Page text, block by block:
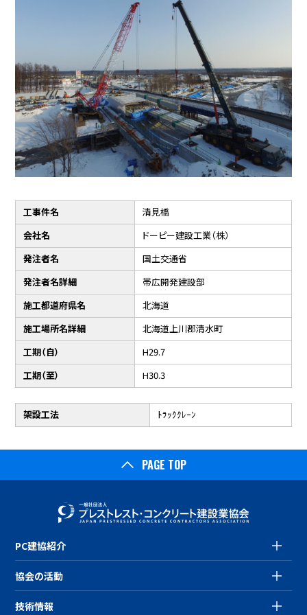
工事件名
清見橋
会社名
ドーピー建設工業（株）
発注者名
国土交通省
発注者名詳細
帯広開発建設部
施工都道府県名
北海道
施工場所名詳細
北海道上川郡清水町
工期（自）
H29.7
工期（至）
H30.3
架設工法 ﾄﾗｯｸｸﾚｰﾝ
PAGE TOP
PC建協紹介
協会の活動
技術情報